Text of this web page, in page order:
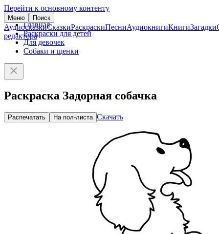
Перейти к основному контенту
Меню Поиск
АудиосказкиСказкиРаскраскиПесниАудиокнигиКнигиЗагадки
редактора
Главная
Раскраски для детей
Для девочек
Собаки и щенки
Раскраска Задорная собачка
Распечатать На пол-листа Скачать